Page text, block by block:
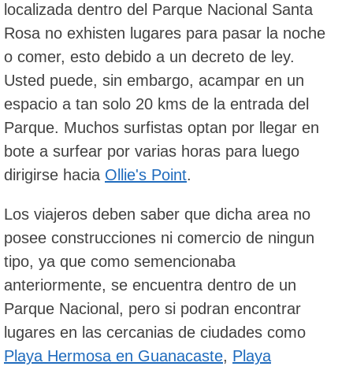
localizada dentro del Parque Nacional Santa
Rosa no exhisten lugares para pasar la noche
o comer, esto debido a un decreto de ley.
Usted puede, sin embargo, acampar en un
espacio a tan solo 20 kms de la entrada del
Parque. Muchos surfistas optan por llegar en
bote a surfear por varias horas para luego
dirigirse hacia Ollie's Point.
Los viajeros deben saber que dicha area no
posee construcciones ni comercio de ningun
tipo, ya que como semencionaba
anteriormente, se encuentra dentro de un
Parque Nacional, pero si podran encontrar
lugares en las cercanias de ciudades como
Playa Hermosa en Guanacaste, Playa